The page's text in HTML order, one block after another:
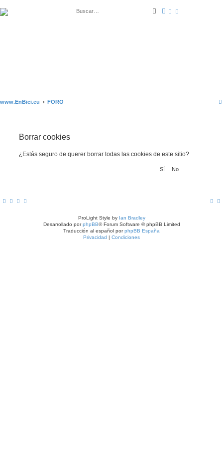
BuscarBúsqueda
www.EnBici.eu FORO
Borrar cookies
¿Estás seguro de querer borrar todas las cookies de este sitio?
ProLight Style by Ian Bradley
Desarrollado porphpBB® Forum Software © phpBB Limited
Traducción al español porphpBB España
Privacidad | Condiciones